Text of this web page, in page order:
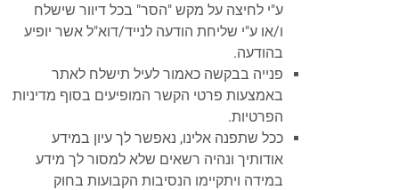
ע"י לחיצה על מקש "הסר" בכל דיוור שישלח
ו/או ע"י שליחת הודעה לנייד/דוא"ל אשר יופיע
בהודעה.
פנייה בבקשה כאמור לעיל תישלח לאתר
באמצעות פרטי הקשר המופיעים בסוף מדיניות
הפרטיות.
ככל שתפנה אלינו, נאפשר לך עיון במידע
אודותיך ונהיה רשאים שלא למסור לך מידע
במידה ויתקיימו הנסיבות הקבועות בחוק